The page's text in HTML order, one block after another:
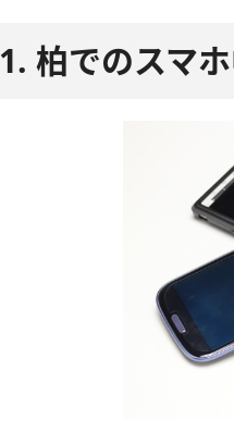
1. 柏でのスマ